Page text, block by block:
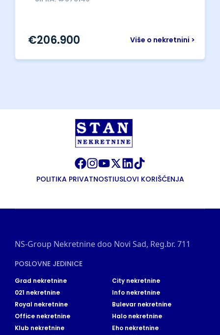
Više o nekretnini >
€206.900
POLITIKA PRIVATNOSTIUSLOVI KORIŠĆENJA
NS-Group Nekretnine doo Novi Sad, Reg.br. 711
POSLOVNE JEDINICE
Grad nekretnine
City nekretnine
021 nekretnine
Info nekretnine
Royal nekretnine
Bulevar nekretnine
Office nekretnine
Halo nekretnine
Klub nekretnine
Eho nekretnine